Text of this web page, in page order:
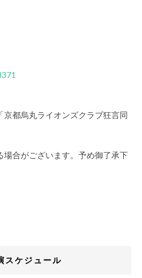
都烏丸ライオンズクラブ狂言同
合がございます。予め御了承下
スケジュール